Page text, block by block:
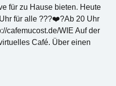
für zu Hause bieten. Heute
für alle ???❤️?Ab 20 Uhr
cafemucost.de/WIE Auf der
Café. Über einen